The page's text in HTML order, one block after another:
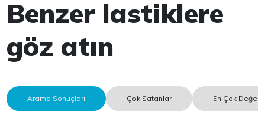
Benzer lastiklere
göz atın
Arama Sonuçları Çok Satanlar En Çok